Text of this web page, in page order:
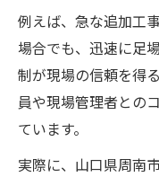
例えば、急な追加工
場合でも、迅速に足
制が現場の信頼を得
員や現場管理者との
ています。
実際に、山口県周南